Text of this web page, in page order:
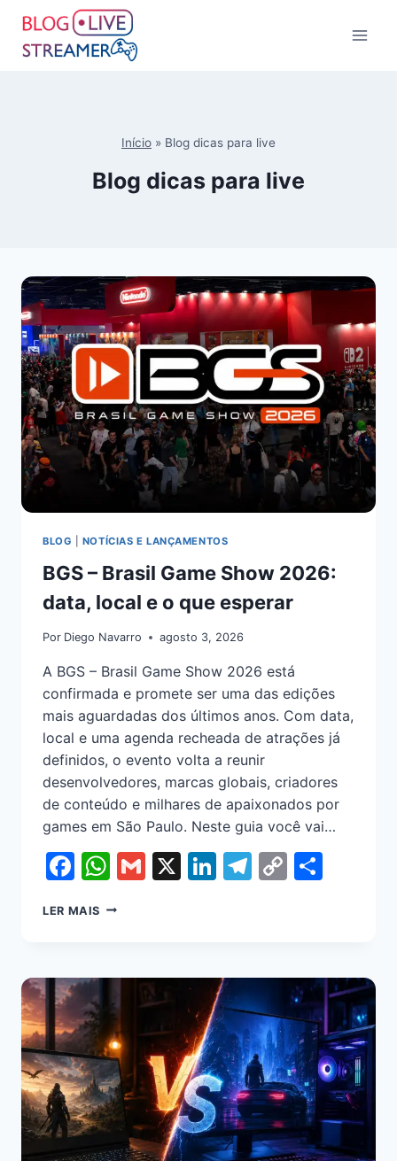
Início » Blog dicas para live
Blog dicas para live
BLOG NOTÍCIAS E LANÇAMENTOS
BGS – Brasil Game Show 2026:
data, local e o que esperar
Por Diego Navarro agosto 3, 2026
A BGS – Brasil Game Show 2026 está
confirmada e promete ser uma das edições
mais aguardadas dos últimos anos. Com data,
local e uma agenda recheada de atrações já
definidos, o evento volta a reunir
desenvolvedores, marcas globais, criadores
de conteúdo e milhares de apaixonados por
games em São Paulo. Neste guia você vai…
Facebook
WhatsApp
Gmail
X LinkedIn
Telegram
Copy
LER MAIS